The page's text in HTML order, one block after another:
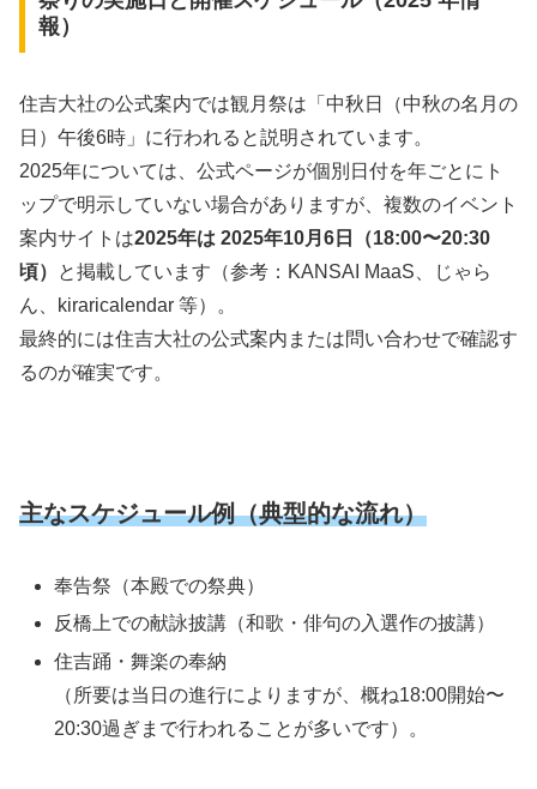
報）
住吉大社の公式案内では観月祭は「中秋日（中秋の名月の
日）午後6時」に行われると説明されています。
2025年については、公式ページが個別日付を年ごとにト
ップで明示していない場合がありますが、複数のイベント
案内サイトは2025年は 2025年10月6日（18:00〜20:30
頃）
と掲載しています（参考：KANSAI MaaS、じゃら
ん、kiraricalendar 等）。
最終的には住吉大社の公式案内または問い合わせで確認す
るのが確実です。
主なスケジュール例（典型的な流れ）
奉告祭（本殿での祭典）
反橋上での献詠披講（和歌・俳句の入選作の披講）
住吉踊・舞楽の奉納
（所要は当日の進行によりますが、概ね18:00開始〜
20:30過ぎまで行われることが多いです）。